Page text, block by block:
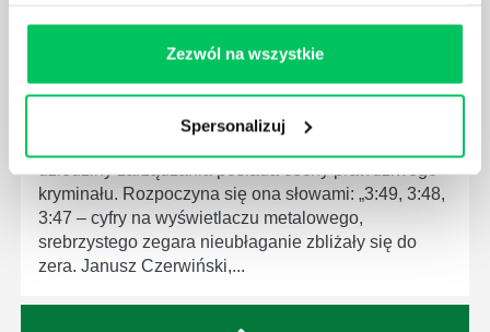
Zezwól na wszystkie
Spersonalizuj
„17 śmiertelnych błędów szefa” nie zalicza się do
Szczepanik, trener z firmy szkoleniowej „Training
Partners”, postanowił stworzyć pierwszą sensacyjną
kryminału. Rozpoczyna się ona słowami: „3:49, 3:48,
3:47 – cyfry na wyświetlaczu metalowego,
srebrzystego zegara nieubłaganie zbliżały się do
zera. Janusz Czerwiński,...